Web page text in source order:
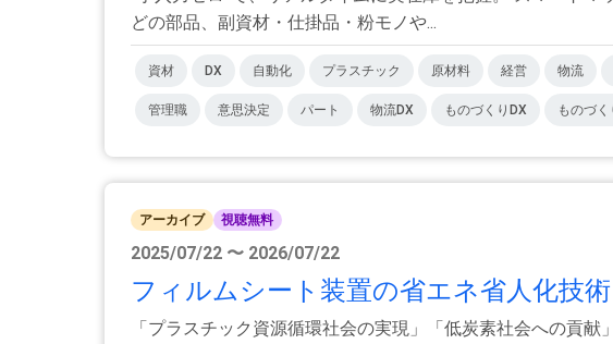
どの部品、副資材・仕掛品・粉モノや...
資材 DX 自動化 プラスチック 原材料 経営 物流
管理職 意思決定 パート 物流DX ものづくりDX ものづ
アーカイブ 視聴無料
2025/07/22 〜 2026/07/22
フィルムシート装置の省エネ省人化技術
「プラスチック資源循環社会の実現」「低炭素社会への貢